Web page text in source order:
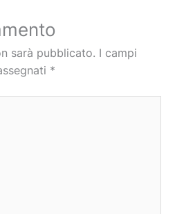
sarà pubblicato. I campi
*